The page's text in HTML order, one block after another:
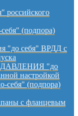
российского
(подпора)
"до себя" ВРДД с
ДАВЛЕНИЯ "до
настройкой
себя" (подпора)
с фланцевым